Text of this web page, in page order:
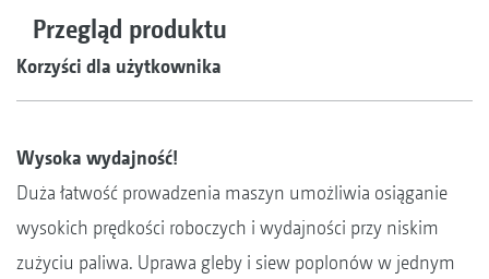
Przegląd produktu
Korzyści dla użytkownika
Wysoka wydajność!
Duża łatwość prowadzenia maszyn umożliwia osiąganie
wysokich prędkości roboczych i wydajności przy niskim
zużyciu paliwa. Uprawa gleby i siew poplonów w jednym